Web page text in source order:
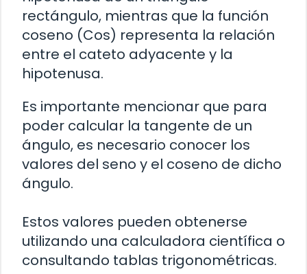
rectángulo, mientras que la función
coseno (Cos) representa la relación
entre el cateto adyacente y la
hipotenusa.
Es importante mencionar que para
poder calcular la tangente de un
ángulo, es necesario conocer los
valores del seno y el coseno de dicho
ángulo.
Estos valores pueden obtenerse
utilizando una calculadora científica o
consultando tablas trigonométricas.